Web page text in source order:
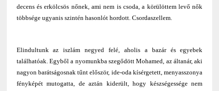
decens és erkölcsös nőnek, ami nem is csoda, a körülöttem levő nők
többsége ugyanis szintén hasonlót hordott. Csordaszellem.
Elindultunk az iszlám negyed felé, aholis a bazár és egyebek
találhatóak. Egyből a nyomunkba szegődött Mohamed, az áltanár, aki
nagyon barátságosnak tűnt először, ide-oda kísérgetett, menyasszonya
fényképét mutogatta, de aztán kiderült, hogy készségessége nem